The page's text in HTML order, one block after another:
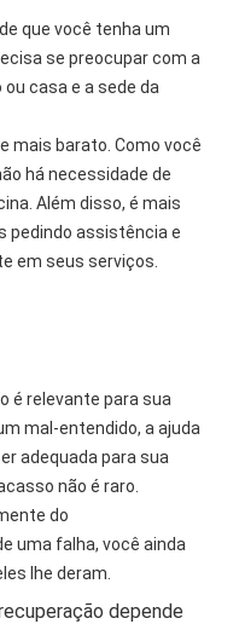
que você tenha um
se preocupar com a
casa e a sede da
mais barato. Como você
há necessidade de
Além disso, é mais
pedindo assistência e
em seus serviços.
é relevante para sua
mal-entendido, a ajuda
adequada para sua
não é raro.
do
uma falha, você ainda
lhe deram.
depende